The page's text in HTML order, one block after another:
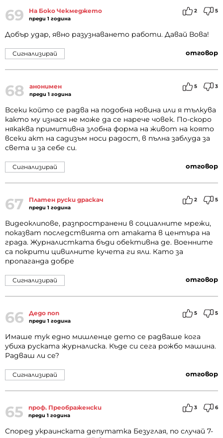
69 На Боко Чекмеджето
преди 1 година
2 5
Добър удар, явно разузнаването работи. Давай Вова!
отговор
Сигнализирай
68 анонимен
преди 1 година
5 3
Всеки който се радва на подобна новина или я тълкува
както му изнася не може да се нарече човек. По-скоро
някаква примитивна злобна форма на живот на която
всеки акт на садизъм носи радост, в пълна заблуда за
света и за себе си.
отговор
Сигнализирай
67 Платен руски драскач
преди 1 година
2 5
Видеоклипове, разпространени в социалните мрежи,
показват последствията от атаката в центъра на
града. Журналистката бъди обективна де. Военните
са покрити цивилните кучета ги яли. Като за
пропаганда добре
отговор
Сигнализирай
66 Дедо поп
преди 1 година
5 5
Имаше тук едно мишленце дето се радваше кога
убиха руската журналиска. Къде си сега рожбо машина.
Радваш ли се?
отговор
Сигнализирай
65 проф. Преображенски
преди 1 година
3 6
Според украинската депутатка Безуглая, по случай 7-